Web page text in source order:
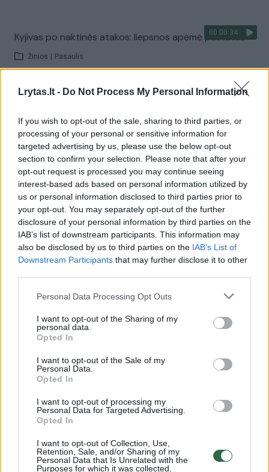
Lrytas.lt - Do Not Process My Personal Information
If you wish to opt-out of the sale, sharing to third parties, or
processing of your personal or sensitive information for
targeted advertising by us, please use the below opt-out
section to confirm your selection. Please note that after your
opt-out request is processed you may continue seeing
interest-based ads based on personal information utilized by
us or personal information disclosed to third parties prior to
your opt-out. You may separately opt-out of the further
disclosure of your personal information by third parties on the
IAB’s list of downstream participants. This information may
also be disclosed by us to third parties on the IAB’s List of
Downstream Participants that may further disclose it to other
Personal Data Processing Opt Outs
I want to opt-out of the Sharing of my
personal data.
Opted In
I want to opt-out of the Sale of my
Personal Data.
Opted In
I want to opt-out of processing my
Personal Data for Targeted Advertising.
Opted In
I want to opt-out of Collection, Use,
Retention, Sale, and/or Sharing of my
Personal Data that Is Unrelated with the
Purposes for which it was collected.
00:00:34
Kyjivas po naktinės atakos: liepsnos apėmė pastatus
Žinios Pasaulis
00:22:27
„Kelionės tikslas“ – Birštono ir Širvintų atradimai
Laidos | Kelionės tikslas
Visi įrašai
Žiūrimiausi įrašai
Vaizdai iš tragiškos avarijos Vilniaus r.: dviejų moterų ir
Žinios Lietuvos diena
00:00:57
Savaitės vidurys nusimato karštas: temperatūra kils iki
Žinios | Orai
00:15:54
V. Zalužno pasisakymą laiko bandymu įsitvirtinti
Ukrainos politikoje: jis yra neteisus
Laidos | Nauja diena